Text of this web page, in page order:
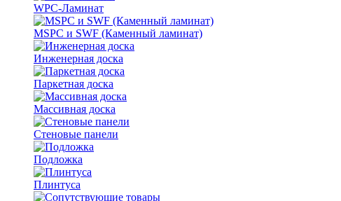
WPC-Ламинат
MSPC и SWF (Каменный ламинат)
Инженерная доска
Паркетная доска
Массивная доска
Стеновые панели
Подложка
Плинтуса